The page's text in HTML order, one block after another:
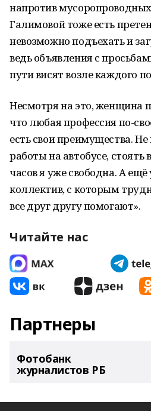
напротив
Галимовой тоже есть
невозможно подъехать и
ведь объявления с
пути висят возле каждого
Несмотря на это, женщина
что любая профессия по-
есть свои преимущества.
работы на автобусе, стоять
часов я уже свободна. А
коллектив, с которым
все друг другу помогают».
Читайте нас
Партнеры
Фотобанк
журналистов РБ